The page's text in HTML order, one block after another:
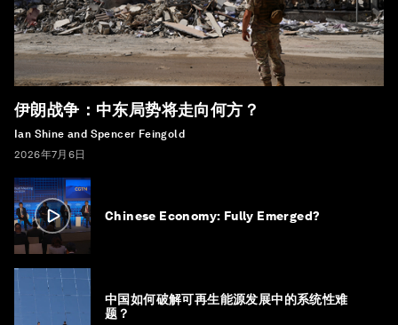
伊朗战争：中东局势将走向何方？
Ian Shine and Spencer Feingold
2026年7月6日
Chinese Economy: Fully Emerged?
中国如何破解可再生能源发展中的系统性难
题？